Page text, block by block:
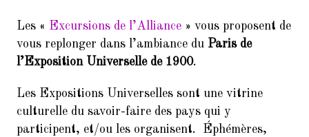
7.
Inscrivez-vous à la Soirée
Présentation Service des
Relectures 22/02/2017
mémoire de Jean Joinet le 26
janvier 2018 à 19h45 à la Maison
de l’Italie
Les « Excursions de l’Alliance » vous proposent de
vous replonger dans l’ambiance du Paris de
l’Exposition Universelle de 1900.
Les Expositions Universelles sont une vitrine
culturelle du savoir-faire des pays qui y
participent, et/ou les organisent. Éphémères,